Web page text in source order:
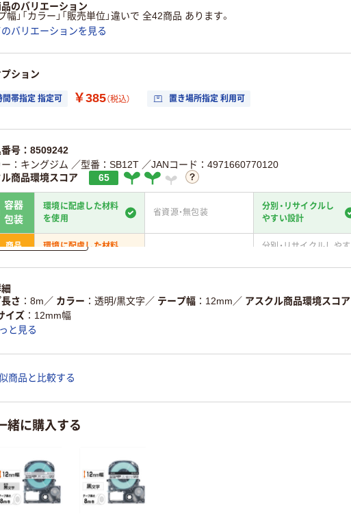
品のバリエーション
幅」「カラー」「販売単位」違いで 全42商品 あります。
バリエーションを見る
ション
間帯指定 指定可 ￥385（税込） 置き場所指定 利用可
号：8509242
ー：キングジム ／型番：SB12T ／JANコード：4971660770120
商品環境スコア
65
容器
包装
環境に配慮した材料
を使用
省資源・無包装
分別・リサイクルし
やすい設計
商品
環境に配慮した材料
分別・リサイクルしやす
仕組
がある
ている
削減
の環境配慮ポイントです。詳しくはページ下部の商品詳細「
加点項目
詳しく見る
さ
8m ／ カラー 透明/黒文字 ／ テープ幅 12mm ／ アスクル商品環境スコア
イズ
12mm幅
と見る
商品と比較する
緒に購入する